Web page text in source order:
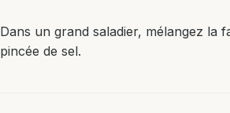
Dans un grand saladier, mélangez la
pincée de sel.